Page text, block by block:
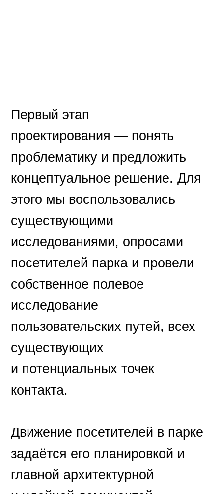
Первый этап
проектирования — понять
проблематику и предложить
концептуальное решение. Для
этого мы воспользовались
существующими
исследованиями, опросами
посетителей парка и провели
собственное полевое
исследование
пользовательских путей, всех
существующих
и потенциальных точек
контакта.
Движение посетителей в парке
задаётся его планировкой и
главной архитектурной